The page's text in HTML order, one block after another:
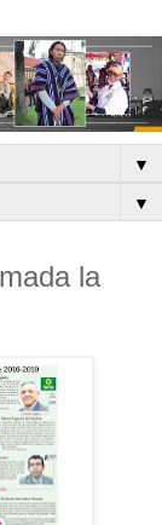
▼
▼
la